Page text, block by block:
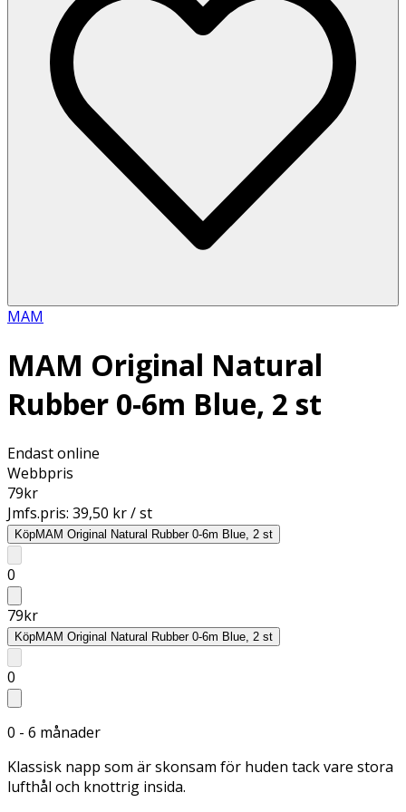
MAM
MAM Original Natural
Rubber 0-6m Blue, 2 st
Endast online
Webbpris
79kr
Jmfs.pris: 39,50 kr / st
KöpMAM Original Natural Rubber 0-6m Blue, 2 st
0
79kr
KöpMAM Original Natural Rubber 0-6m Blue, 2 st
0
0 - 6 månader
Klassisk napp som är skonsam för huden tack vare stora
lufthål och knottrig insida.